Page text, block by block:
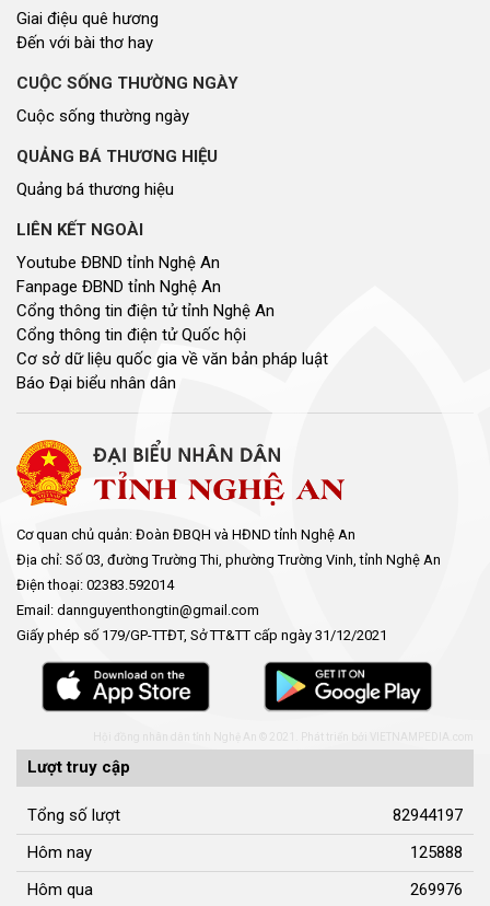
Giai điệu quê hương
Đến với bài thơ hay
CUỘC SỐNG THƯỜNG NGÀY
Cuộc sống thường ngày
QUẢNG BÁ THƯƠNG HIỆU
Quảng bá thương hiệu
LIÊN KẾT NGOÀI
Youtube ĐBND tỉnh Nghệ An
Fanpage ĐBND tỉnh Nghệ An
Cổng thông tin điện tử tỉnh Nghệ An
Cổng thông tin điện tử Quốc hội
Cơ sở dữ liệu quốc gia về văn bản pháp luật
Báo Đại biểu nhân dân
Cơ quan chủ quản: Đoàn ĐBQH và HĐND tỉnh Nghệ An
Địa chỉ: Số 03, đường Trường Thi, phường Trường Vinh, tỉnh Nghệ An
Điện thoại: 02383.592014
Email: dannguyenthongtin@gmail.com
Giấy phép số 179/GP-TTĐT, Sở TT&TT cấp ngày 31/12/2021
Hội đồng nhân dân tỉnh Nghệ An © 2021. Phát triển bởi
Lượt truy cập
Tổng số lượt
82944197
Hôm nay
125888
Hôm qua
269976